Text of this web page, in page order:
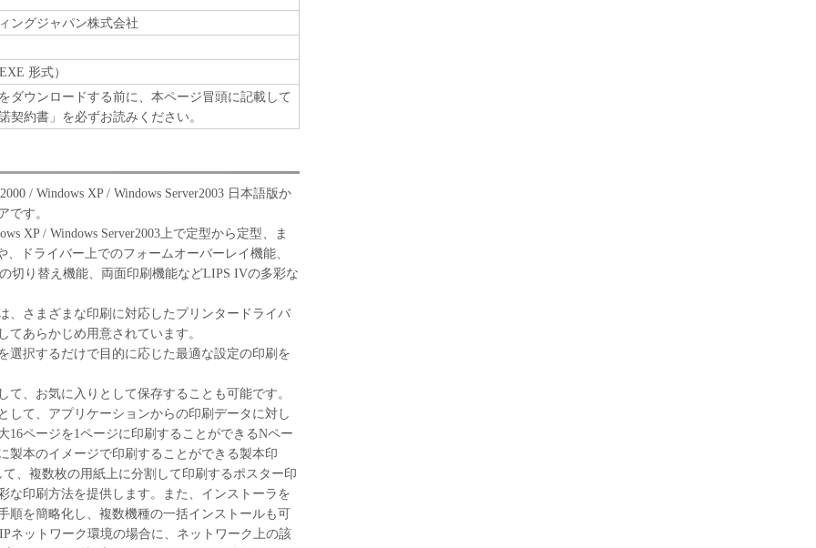
ングジャパン株式会社
形式）
ダウンロードする前に、本ページ冒頭に記載して
契約書」を必ずお読みください。
/ Windows XP / Windows Server2003 日本語版か
です。
XP / Windows Server2003上で定型から定型、ま
ドライバー上でのフォームオーバーレイ機能、
切り替え機能、両面印刷機能などLIPS IVの多彩な
、さまざまな印刷に対応したプリンタードライバ
てあらかじめ用意されています。
選択するだけで目的に応じた最適な設定の印刷を
て、お気に入りとして保存することも可能です。
して、アプリケーションからの印刷データに対し
16ページを1ページに印刷することができるNペー
製本のイメージで印刷することができる製本印
、複数枚の用紙上に分割して印刷するポスター印
な印刷方法を提供します。また、インストーラを
順を簡略化し、複数機種の一括インストールも可
ネットワーク環境の場合に、ネットワーク上の該